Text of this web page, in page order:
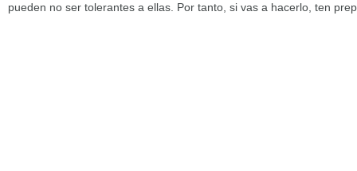
pueden no ser tolerantes a ellas. Por tanto, si vas a hacerlo, ten